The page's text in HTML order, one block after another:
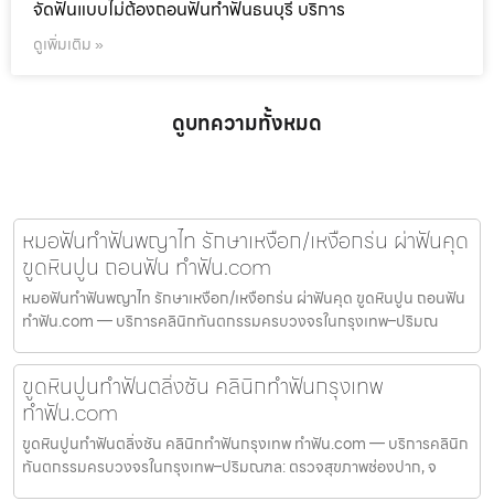
จัดฟันแบบไม่ต้องถอนฟันทำฟันธนบุรี บริการ
ดูเพิ่มเติม »
ดูบทความทั้งหมด
หมอฟันทำฟันพญาไท รักษาเหงือก/เหงือกร่น ผ่าฟันคุด
ขูดหินปูน ถอนฟัน ทำฟัน.com
หมอฟันทำฟันพญาไท รักษาเหงือก/เหงือกร่น ผ่าฟันคุด ขูดหินปูน ถอนฟัน
ทำฟัน.com — บริการคลินิกทันตกรรมครบวงจรในกรุงเทพ–ปริมณ
ขูดหินปูนทำฟันตลิ่งชัน คลินิกทำฟันกรุงเทพ
ทำฟัน.com
ขูดหินปูนทำฟันตลิ่งชัน คลินิกทำฟันกรุงเทพ ทำฟัน.com — บริการคลินิก
ทันตกรรมครบวงจรในกรุงเทพ–ปริมณฑล: ตรวจสุขภาพช่องปาก, จ